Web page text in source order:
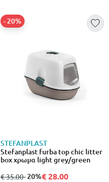
STEFANPLAST
Stefanplast furba top chic litter
box χρωμα light grey/green
από
€ 35.00σε
- 20%
- 20%€ 28.00